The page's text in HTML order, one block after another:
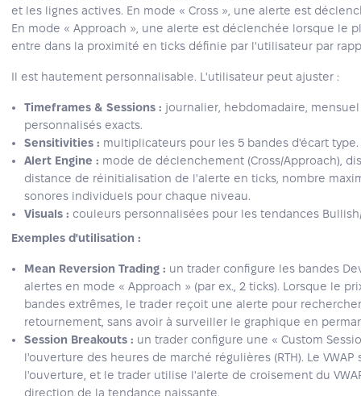
et les lignes actives. En mode « Cross », une alerte est
En mode « Approach », une alerte est déclenchée lorsque le
entre dans la proximité en ticks définie par l'utilisateur par
Il est hautement personnalisable. L'utilisateur peut ajuster :
Timeframes & Sessions : journalier, hebdomadaire,
personnalisés exacts.
Sensitivities : multiplicateurs pour les 5 bandes d'écart type.
Alert Engine : mode de déclenchement (Cross/Approach),
distance de réinitialisation de l'alerte en ticks, nombre
sonores individuels pour chaque niveau.
Visuals : couleurs personnalisées pour les tendances
Exemples d'utilisation :
Mean Reversion Trading : un trader configure les bandes
alertes en mode « Approach » (par ex., 2 ticks). Lorsque le
bandes extrêmes, le trader reçoit une alerte pour
retournement, sans avoir à surveiller le graphique en
Session Breakouts : un trader configure une « Custom
l'ouverture des heures de marché régulières (RTH). Le
l'ouverture, et le trader utilise l'alerte de croisement du
direction de la tendance naissante.